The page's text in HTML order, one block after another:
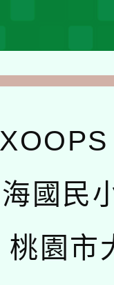
XOOPS
國民
園市